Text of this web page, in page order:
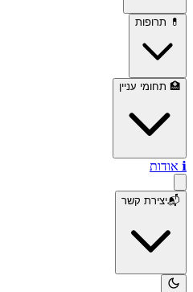
💊 תרופות
🏥 תחומי עניין
ℹ️ אודות
📬יצירת קשר